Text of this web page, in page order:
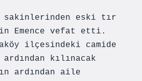
sakinlerinden eski tır
Emence vefat etti.
ilçesindeki camide
ardından kılınacak
ardından aile